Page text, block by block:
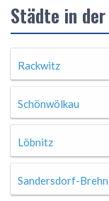
Städte in
Rackwitz
Schönwölkau
Löbnitz
Sandersdorf-